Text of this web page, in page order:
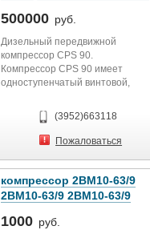
500000 руб.
Дизельный передвижной
компрессор CPS 90.
Компрессор CPS 90 имеет
одноступенчатый винтовой,
компрессорный элемент
производства Atlas Copco Airtec
(Бельгия-Швеция),приводимый в
двигателя марки Kubota (Япония)
Технические характеристики
компрессорной станции CPS 90
(3952)663118
Пожаловаться
компрессор 2ВМ10-63/9
2ВМ10-63/9 2ВМ10-63/9
1000 руб.